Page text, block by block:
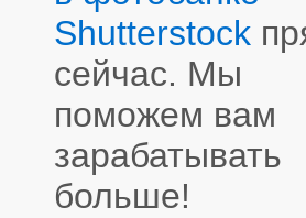
Shutterstock
сейчас. Мы
поможем вам
зарабатывать
больше!